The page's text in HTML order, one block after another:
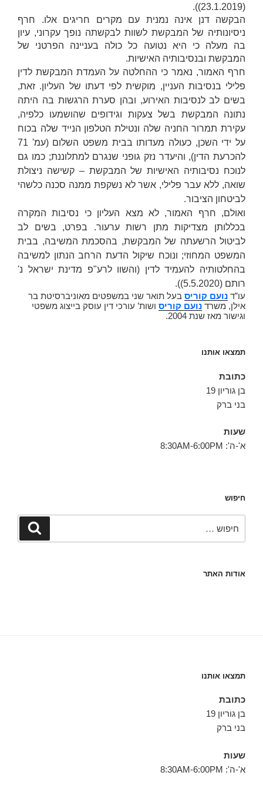
(23.1.2019)).
הבקשה דנן אינה נמנית עם מקרים חריגים אלו. חרף
ניסיונותיה של המבקשת לשוות לבקשתה נופך עקרוני, עיון
בה מעלה כי היא נטועה כל כולה בעניינה הפרטני של
המבקשת ובנסיבותיה האישיות.
חרף האמור, נאמר כי ההחלטה על העמדת המבקשת לדין
פלילי בנסיבות העניין, מוקשית לפי דעתו של העליון. זאת,
בשים לב לנסיבות האירוע, ובהן סערת הרגשות בה היתה
נתונה המבקשת בשל צעקות וגידופים שהושמעו כלפיה,
עקירת תמרור החניה שלה ונטילת הטלפון הנייד שלה בכוח
על ידי השכן, כעולה מעדותו בבית משפט השלום (עמ' 71
להכרעת הדין), והיעדר נזק גופני שנגרם למתלוננת; כמו גם
לנוכח נסיבותיה האישיות של המבקשת – קשישה ניצולת
שואה, ללא עבר פלילי, אשר לא נשקפת ממנה סכנה כלשהי
לביטחון הציבור.
ואולם, חרף האמור, לא מצא העליון כי נסיבות המקרה
בכללותן מצדיקות מתן רשות ערעור. בפרט, בשים לב
לביטול הרשעתה של המבקשת, בהסכמת המשיבה, בבית
המשפט המחוזי; ונוכח שיקול הדעת הרחב הנתון למשיבה
בהחלטותיה להעמיד לדין (והשוו לרע"פ מדינת ישראל נ'
רותם (5.5.2020)).
עו”ד נועם קוריס בעל תואר שני במשפטים מאוניברסיטת בר
אילן, משרד נועם קוריס ושות’ עורכי דין עוסק בייצוג משפטי
וגישור מאז שנת 2004.
תמצאו אותנו
כתובת
בן גוריון 19
בני ברק
שעות
א'-ה': 8:30AM-6:00PM
חיפוש
חיפוש
אודות האתר
תמצאו אותנו
כתובת
בן גוריון 19
בני ברק
שעות
א'-ה': 8:30AM-6:00PM